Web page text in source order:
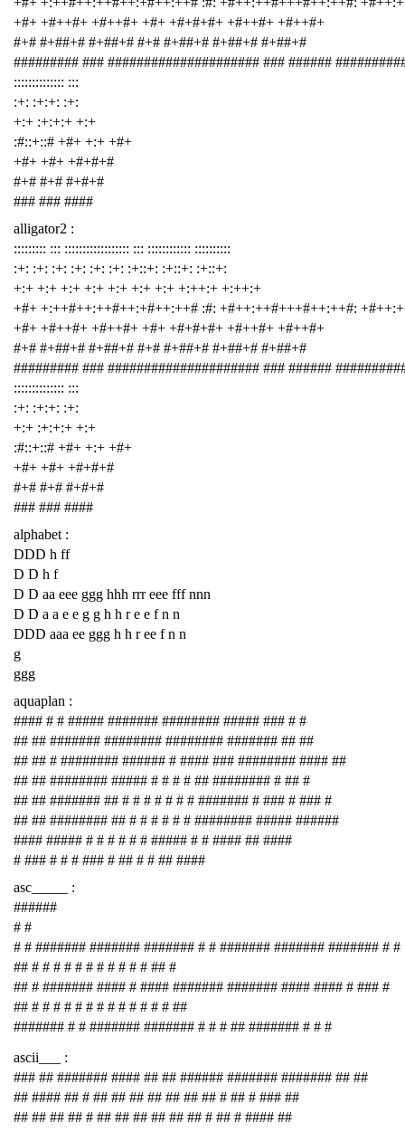
+#+ +#++#+ +#++#+ +#+ +#+#+#+ +#++#+ +#++#+
#+# #+##+# #+##+# #+# #+##+# #+##+# #+##+#
######### ### ##################### ### ######
:::::::::::::: :::
:+: :+:+: :+:
+:+ :+:+:+ +:+
:#::+::# +#+ +:+ +#+
+#+ +#+ +#+#+#
#+# #+# #+#+#
### ### ####
alligator2 :
::::::::: ::: :::::::::::::::::: ::: :::::::::::: ::::::::::
:+: :+: :+: :+: :+: :+: :+::+: :+::+: :+::+:
+:+ +:+ +:+ +:+ +:+ +:+ +:+ +:++:+ +:++:+
+#+ +:++#++:++#++:+#++:++# :#: +#++:++#+++#++:++#:
+#+ +#++#+ +#++#+ +#+ +#+#+#+ +#++#+ +#++#+
#+# #+##+# #+##+# #+# #+##+# #+##+# #+##+#
######### ### ##################### ### ######
:::::::::::::: :::
:+: :+:+: :+:
+:+ :+:+:+ +:+
:#::+::# +#+ +:+ +#+
+#+ +#+ +#+#+#
#+# #+# #+#+#
### ### ####
alphabet :
DDD h ff
D D h f
D D aa eee ggg hhh rrr eee fff nnn
D D a a e e g g h h r e e f n n
DDD aaa ee ggg h h r ee f n n
g
ggg
aquaplan :
#### # # ##### ####### ######## ##### ### # #
## ## ####### ######## ######## ####### ## ##
## ## # ######## ###### # #### ### ######## #### ##
## ## ######## ##### # # # # ## ######## # ## #
## ## ####### ## # # # # # # # ####### # ### # ### #
## ## ######## ## # # # # # # ######## ##### ######
#### ##### # # # # # # ##### # # #### ## ####
# ### # # # ### # ## # # ## ####
asc_____ :
######
# #
# # ####### ####### ####### # # ####### ####### ####### # #
## # # # # # # # # # # # ## #
## # ####### #### # #### ####### ####### #### #### # ### #
## # # # # # # # # # # # # # ##
####### # # ####### ####### # # # ## ####### # # #
ascii___ :
### ## ####### #### ## ## ###### ####### ####### ## ##
## #### ## # ## ## ## ## ## ## ## # ## # ### ##
## ## ## ## # ## ## ## ## ## ## # ## # #### ##